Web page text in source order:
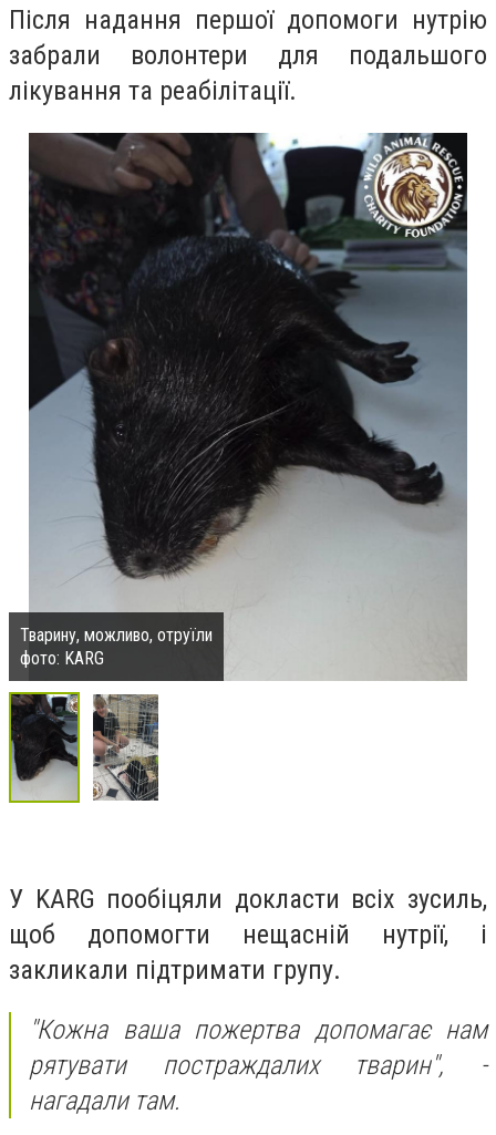
Після надання першої допомоги нутрію
забрали волонтери для подальшого
лікування та реабілітації.
Тварину, можливо, отруїли
фото: KARG
У KARG пообіцяли докласти всіх зусиль,
щоб допомогти нещасній нутрії, і
закликали підтримати групу.
"Кожна ваша пожертва допомагає нам
рятувати постраждалих тварин", -
нагадали там.